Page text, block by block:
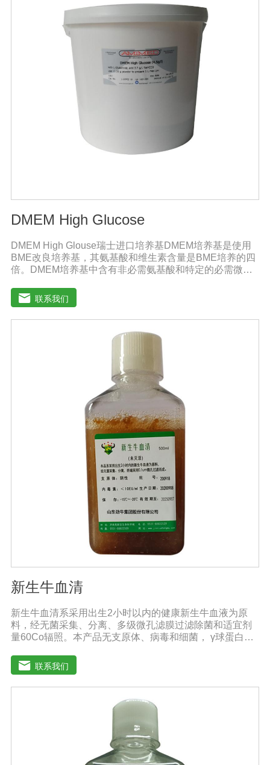
DMEM High Glucose
DMEM High Glouse瑞士进口培养基DMEM培养基是使用
BME改良培养基，其氨基酸和维生素含量是BME培养的四
倍。DMEM培养基中含有非必需氨基酸和特定的必需微量
基葡萄糖的含量为1000 mg/L，高糖DMEM培养基葡萄糖的
含量为4500 mg/L。DMEM早期用来培养鼠胚胎细胞。如今
DMEM培养基广泛应用于普通和转化的鼠细胞和鸡细胞的
联系我们
新生牛血清
新生牛血清系采用出生2小时以内的健康新生牛血液为原
料，经无菌采集、分离、多级微孔滤膜过滤除菌和适宜剂
量60Co辐照。本产品无支原体、病毒和细菌， γ球蛋白含
促进细胞增殖作用。适用于多种细胞株的培养、扩增及单
克隆抗体的制备和疫苗的研制及生产。质量标准：符合
《中华人民共和国药典》2020版、《中华人民共和国兽药
典》2020版质量标准。规格：500ml/瓶、1000ml/瓶保
存：-15℃―-20℃有效期：5年注意事项：1、解冻：采用
逐步解冻法（ -20℃→2-8℃→ 室温），可减少沉淀的产生
使血清质量不会受到影响。
联系我们